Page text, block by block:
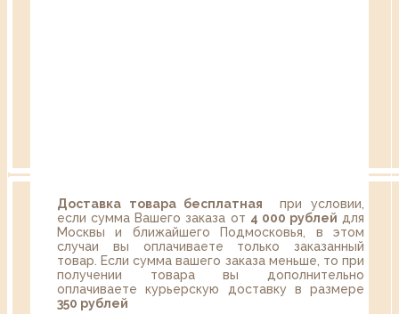
Доставка товара бесплатная при условии,
если сумма Вашего заказа от 4 000 рублей для
Москвы и ближайшего Подмосковья, в этом
случаи вы оплачиваете только заказанный
товар. Если сумма вашего заказа меньше, то при
получении товара вы дополнительно
оплачиваете курьерскую доставку в размере
350 рублей